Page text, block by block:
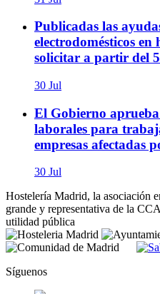
Publicadas las
electrodomésticos en
solicitar a partir del 5
30 Jul
El Gobierno
laborales para
empresas afectadas
30 Jul
Hostelería Madrid, la asociación
grande y representativa de la
utilidad pública
Síguenos